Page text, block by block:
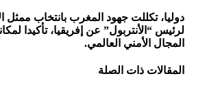
دوليا، تكللت جهود المغرب بانتخاب ممثل
لرئيس “الأنتربول” عن إفريقيا، تأكيدا
المجال الأمني العالمي.
المقالاتذات الصلة